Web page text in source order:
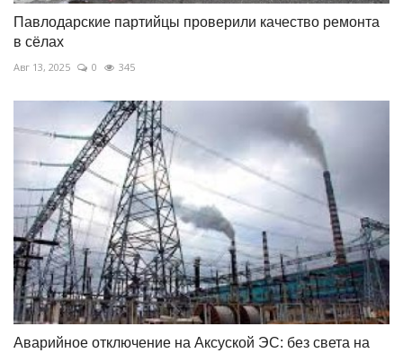
Павлодарские партийцы проверили качество ремонта
в сёлах
Авг 13, 2025 0 345
Аварийное отключение на Аксуской ЭС: без света на